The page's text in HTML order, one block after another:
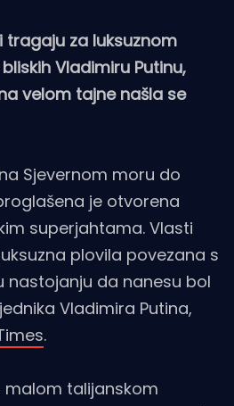
tragaju za luksuznom
Vladimiru Putinu,
velom tajne našla se
Sjevernom moru do
je otvorena
superjahtama. Vlasti
plovila povezana s
nastojanju da nanesu bol
Vladimira Putina,
.
malom talijanskom